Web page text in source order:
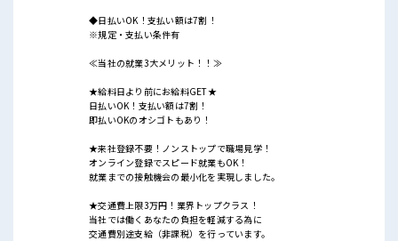
◆日払いOK！支払い額は7割！
※規定・支払い条件有
≪当社の就業3大メリット！！≫
★給料日より前にお給料GET★
日払いOK！支払い額は7割！
即払いOKのオシゴトもあり！
★来社登録不要！ノンストップで職場見学！
オンライン登録でスピード就業もOK！
就業までの接触機会の最小化を実現しました。
★交通費上限3万円！業界トップクラス！
当社では働くあなたの負担を軽減する為に
交通費別途支給（非課税）を行っています。